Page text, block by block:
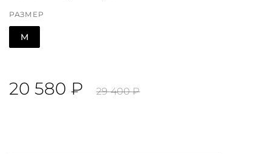
РАЗМЕР
M
20 580 ₽ 29 400 ₽